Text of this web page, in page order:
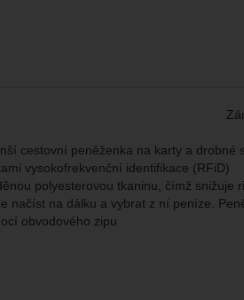
webu.
cestovní peněženka na karty a drobné s
vysokofrekvenční identifikace (RFiD)
polyesterovou tkaninu, čímž snižuje
načíst na dálku a vybrat z ní peníze.
obvodového zipu